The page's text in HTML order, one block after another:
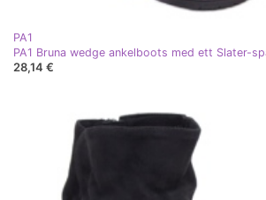
PA1
PA1 Bruna wedge ankelboots med ett Slater-
28,14 €